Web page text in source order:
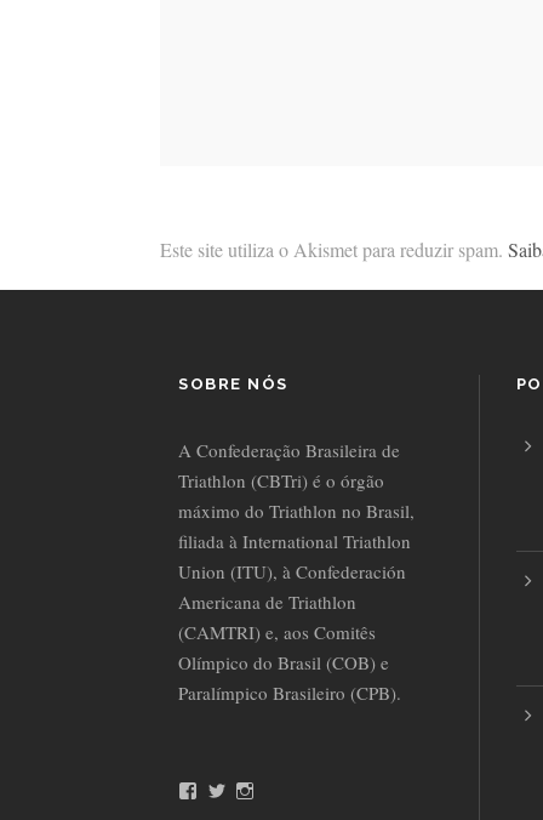
Este site utiliza o Akismet para reduzir spam.
SOBRE NÓS
A Confederação Brasileira de
Triathlon (CBTri) é o órgão
máximo do Triathlon no Brasil,
filiada à International Triathlon
Union (ITU), à Confederación
Americana de Triathlon
(CAMTRI) e, aos Comitês
Olímpico do Brasil (COB) e
Paralímpico Brasileiro (CPB).
T